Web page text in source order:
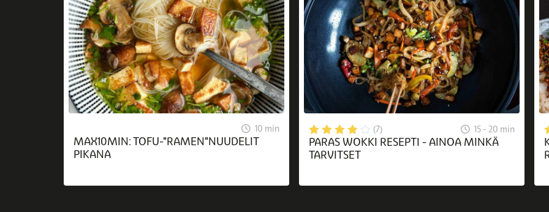
10 min
MAX10MIN: TOFU-"RAMEN"NUUDELIT
PIKANA
(7) 15 - 20 min
PARAS WOKKI RESEPTI - AINOA MINKÄ
TARVITSET